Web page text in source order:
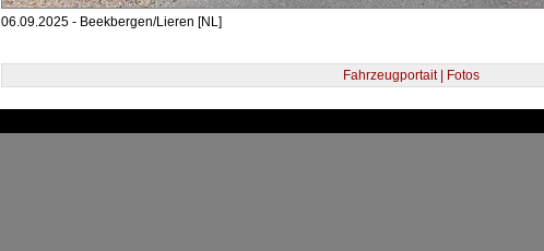
06.09.2025 - Beekbergen/Lieren [NL]
Fahrzeugportait | Fotos